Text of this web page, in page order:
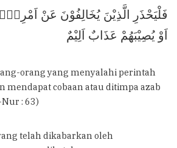
اَوْ يُصِيْبَهُمْ عَذَابٌ اَلِيْمٌ
orang yang menyalahi perintah
mendapat cobaan atau ditimpa azab
Nur : 63)
telah dikabarkan oleh